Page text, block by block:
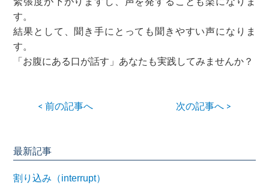
す。
結果として、聞き手にとっても聞きやすい声になりま
す。
「お腹にある口が話す」あなたも実践してみませんか？
< 前の記事へ 次の記事へ >
最新記事
割り込み（interrupt）